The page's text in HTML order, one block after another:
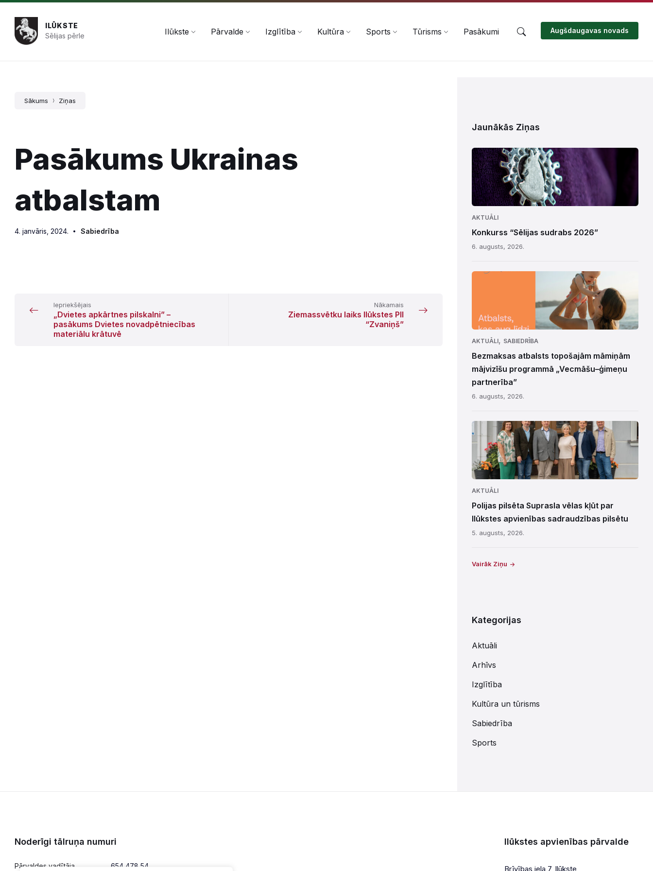
Pāriet
saturu
Skip
navigation
Skip
footer
ILŪKSTE
Sēlijas pērle
Ilūkste Pārvalde Izglītība Kultūra Sports Tūrisms Pasākumi Augšdaugavas novads
Sākums Ziņas
Pasākums Ukrainas
atbalstam
4. janvāris, 2024. Sabiedrība
Iepriekšējais
„Dvietes apkārtnes pilskalni” –
pasākums Dvietes novadpētniecības
materiālu krātuvē
Nākamais
Ziemassvētku laiks Ilūkstes PII
“Zvaniņš”
Jaunākās Ziņas
AKTUĀLI
Konkurss “Sēlijas sudrabs 2026”
6. augusts, 2026.
AKTUĀLI, SABIEDRĪBA
Bezmaksas atbalsts topošajām māmiņām
mājvizīšu programmā „Vecmāšu–ģimeņu
partnerība”
6. augusts, 2026.
AKTUĀLI
Polijas pilsēta Suprasla vēlas kļūt par
Ilūkstes apvienības sadraudzības pilsētu
5. augusts, 2026.
Vairāk Ziņu
Kategorijas
Aktuāli
Arhīvs
Izglītība
Kultūra un tūrisms
Sabiedrība
Sports
Noderīgi tālruņa numuri
Pārvaldes vadītāja 654 478 54
Ilūkstes apvienības pārvalde
Brīvības iela 7, Ilūkste,